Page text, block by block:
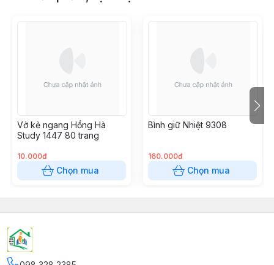
Vở kẻ ngang Hồng Hà
Study 1447 80 trang
10.000đ
Chọn mua
Bình giữ Nhiệt 9308
160.000đ
Chọn mua